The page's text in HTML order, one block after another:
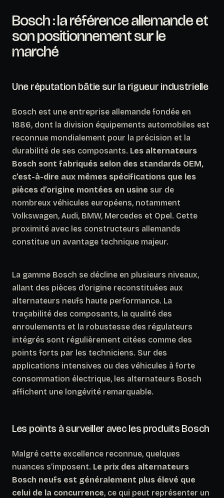
Bosch : la référence allemande et
son positionnement sur le
marché
Une réputation bâtie sur la rigueur industrielle
Bosch est une entreprise allemande fondée en
1886, dont la division équipements automobiles est
reconnue mondialement pour la précision et la
durabilité de ses composants. Les alternateurs
Bosch sont fabriqués selon des standards OEM,
c’est-à-dire aux mêmes spécifications que les
pièces d’origine montées en usine sur de
nombreux véhicules européens, notamment
Volkswagen, Audi, BMW, Mercedes et Opel. Cette
proximité avec les constructeurs allemands
constitue un avantage technique majeur.
La gamme Bosch se décline en plusieurs niveaux,
allant des pièces d’origine reconstituées aux
alternateurs neufs haute performance. La
traçabilité des composants, la qualité des
enroulements et la robustesse des régulateurs
intégrés sont régulièrement citées comme des
points forts par les techniciens. Sur des
applications intensives ou des véhicules à forte
consommation électrique, les alternateurs Bosch
affichent une longévité remarquable.
Les points à surveiller avec les produits Bosch
Malgré cette excellence reconnue, quelques
nuances s’imposent. Le prix des alternateurs
Bosch neufs est généralement plus élevé que
celui de la concurrence, ce qui peut représenter un